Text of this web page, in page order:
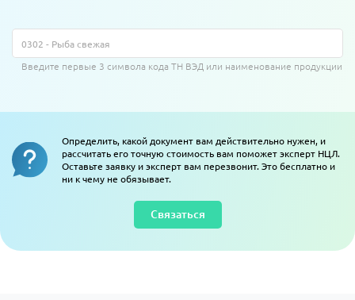
Введите первые 3 символа кода ТН ВЭД или наименование продукции
Определить, какой документ вам действительно нужен, и
рассчитать его точную стоимость вам поможет эксперт НЦЛ.
Оставьте заявку и эксперт вам перезвонит. Это бесплатно и
ни к чему не обязывает.
Связаться